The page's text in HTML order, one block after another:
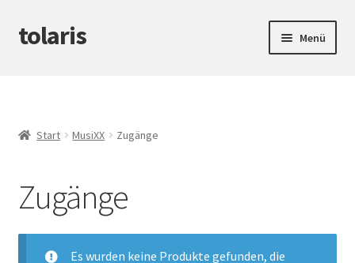
Zur
Navigation
Zum
Inhalt
tolaris Menü
Produktinfos
Start MusiXX Zugänge
Zugänge
Es wurden keine Produkte gefunden, die